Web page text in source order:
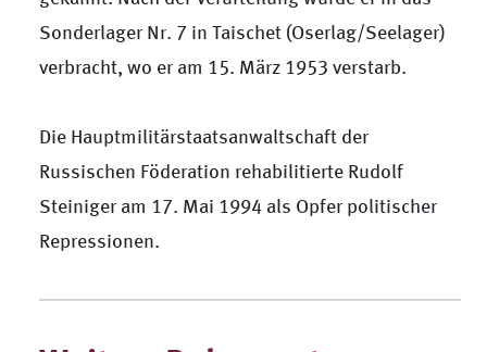
Sonderlager Nr. 7 in Taischet (Oserlag/Seelager)
verbracht, wo er am 15. März 1953 verstarb.
Die Hauptmilitärstaatsanwaltschaft der
Russischen Föderation rehabilitierte Rudolf
Steiniger am 17. Mai 1994 als Opfer politischer
Repressionen.